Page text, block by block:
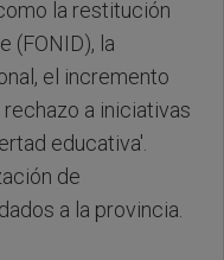
la restitución
(FONID), la
el incremento
a iniciativas
educativa'.
de
a la provincia.